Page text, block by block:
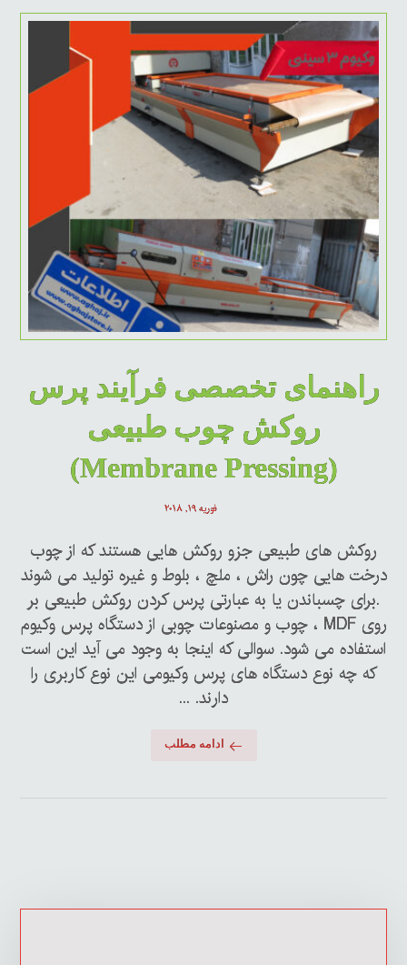
راهنمای تخصصی فرآیند پرس
روکش چوب طبیعی
(Membrane Pressing)
فوریه ۱۹, ۲۰۱۸
روکش های طبیعی جزو روکش هایی هستند که از چوب
درخت هایی چون راش ، ملچ ، بلوط و غیره تولید می شوند
.برای چسباندن یا به عبارتی پرس کردن روکش طبیعی بر
روی MDF ، چوب و مصنوعات چوبی از دستگاه پرس وکیوم
استفاده می شود. سوالی که اینجا به وجود می آید این است
که چه نوع دستگاه های پرس وکیومی این نوع کاربری را
دارند. ...
ادامه مطلب